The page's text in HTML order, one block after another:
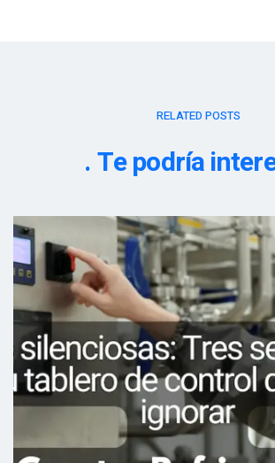
RELATED POSTS
Te podría